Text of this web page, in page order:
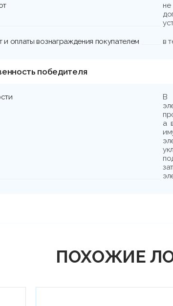
оплаты вознаграждения покупателем в
победителя
В
а
ПОХОЖИЕ